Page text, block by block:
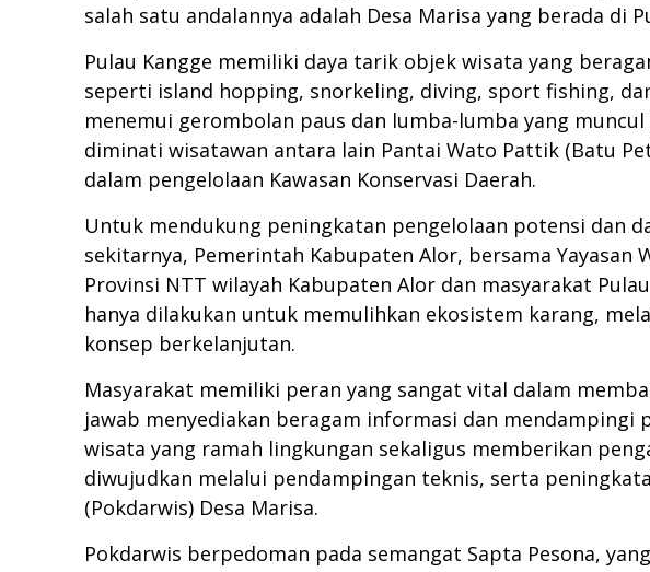
salah satu andalannya adalah Desa Marisa yang berada di
Pulau Kangge memiliki daya tarik objek wisata yang
seperti island hopping, snorkeling, diving, sport fishing,
menemui gerombolan paus dan lumba-lumba yang
diminati wisatawan antara lain Pantai Wato Pattik (Batu
dalam pengelolaan Kawasan Konservasi Daerah.
Untuk mendukung peningkatan pengelolaan potensi dan
sekitarnya, Pemerintah Kabupaten Alor, bersama Yayasan
Provinsi NTT wilayah Kabupaten Alor dan masyarakat
hanya dilakukan untuk memulihkan ekosistem karang,
konsep berkelanjutan.
Masyarakat memiliki peran yang sangat vital dalam
jawab menyediakan beragam informasi dan
wisata yang ramah lingkungan sekaligus memberikan
diwujudkan melalui pendampingan teknis, serta
(Pokdarwis) Desa Marisa.
Pokdarwis berpedoman pada semangat Sapta Pesona,